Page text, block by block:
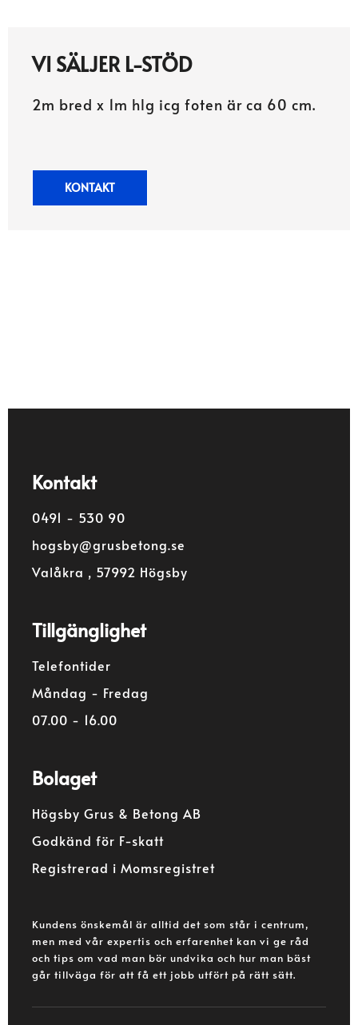
VI SÄLJER L-STÖD
2m bred x 1m hlg icg foten är ca 60 cm.
KONTAKT
Kontakt
0491 - 530 90
hogsby@grusbetong.se
Valåkra , 57992 Högsby
Tillgänglighet
Telefontider
Måndag - Fredag
07.00 - 16.00
Bolaget
Högsby Grus & Betong AB
Godkänd för F-skatt
Registrerad i Momsregistret
Kundens önskemål är alltid det som står i centrum,
men med vår expertis och erfarenhet kan vi ge råd
och tips om vad man bör undvika och hur man bäst
går tillväga för att få ett jobb utfört på rätt sätt.